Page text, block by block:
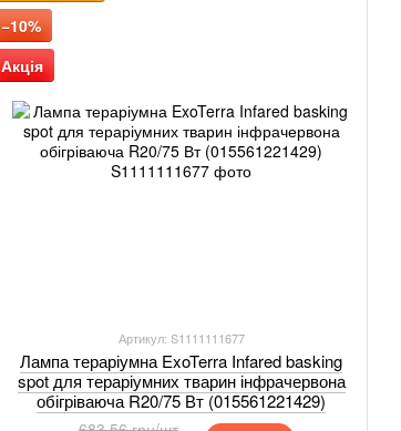
−10%
Акція
Артикул: S1111111677
Лампа тераріумна ExoTerra Infared basking
spot для тераріумних тварин інфрачервона
обігріваюча R20/75 Вт (015561221429)